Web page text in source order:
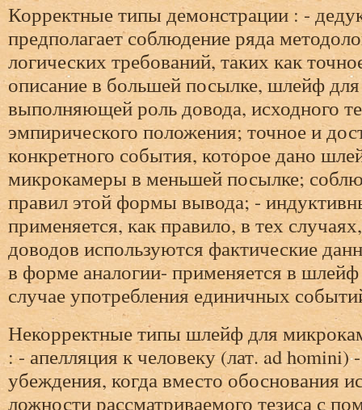
Корректные типы демонстрации : -
предполагает соблюдение ряда
логических требований, таких как
описание в большей посылке, шлейф
выполняющей роль довода, исходного
эмпирического положения; точное и
конкретного события, которое дано
микрокамеры в меньшей посылке;
правил этой формы вывода; -
применяется, как правило, в тех
доводов используются фактические
в форме аналогии- применяется в
случае употребления единичных
Некорректные типы шлейф для
: - апелляция к человеку (лат. ad homini)
убеждения, когда вместо обоснования
ложности рассматриваемого тезиса с